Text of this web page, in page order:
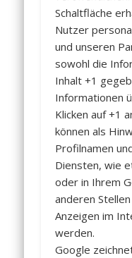
Schaltfläche
Nutzer
und unseren
sowohl die
Inhalt +1
Informationen
Klicken auf +1
können als
Profilnamen
Diensten, wie
oder in Ihrem
anderen
Anzeigen im
werden.
Google